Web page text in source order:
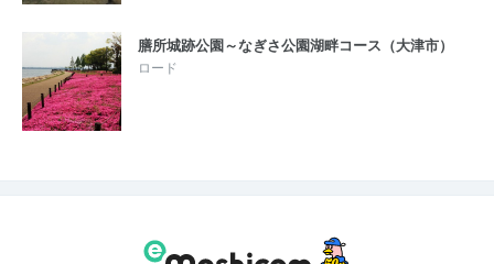
膳所城跡公園～なぎさ公園湖畔コース（大津市）
ロード